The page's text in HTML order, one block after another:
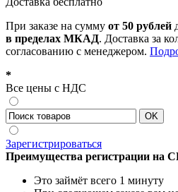
При заказе на сумму от 50 рублей
в пределах МКАД. Доставка за
согласованию с менеджером.
*
Все цены с НДС
Зарегистрироваться
Преимущества регистрации на
Это займёт всего 1 минуту